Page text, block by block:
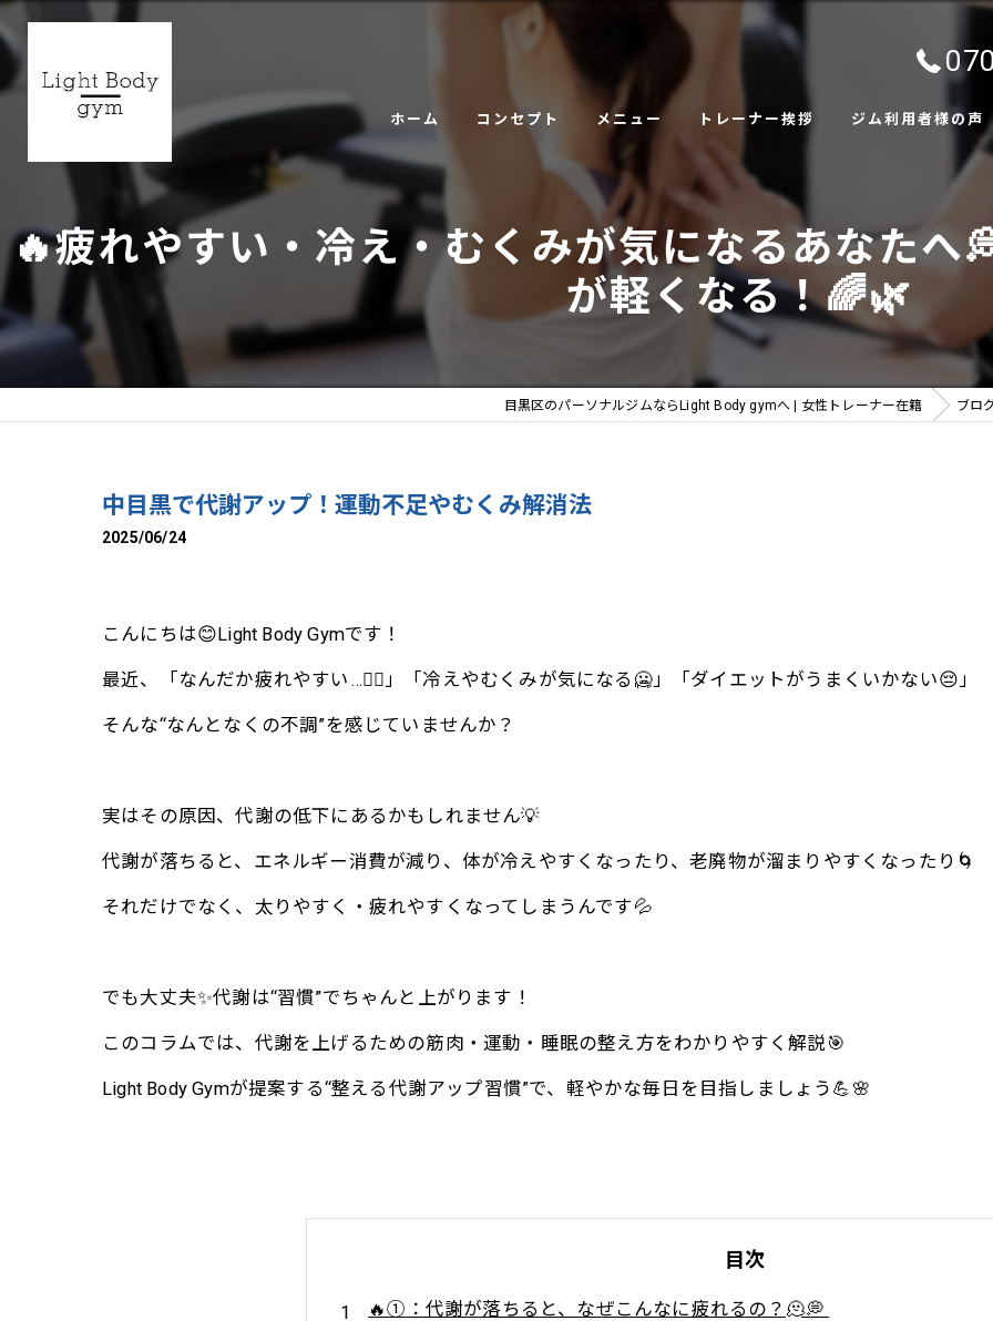
ホーム コンセプト メニュー トレーナー挨拶 ジム利用者様の声
🔥疲れやすい・冷え・むくみが気になるあなたへ
が軽くなる！🌈🌿
目黒区のパーソナルジムならLight Body gymへ | 女性トレーナー在籍 ブロ
中目黒で代謝アップ！運動不足やむくみ解消法
2025/06/24
こんにちは😊Light Body Gymです！
最近、「なんだか疲れやすい…😵‍💫」「冷えやむくみが気になる🥶」「ダイエットがうまくいかない😔」
そんな“なんとなくの不調”を感じていませんか？
実はその原因、代謝の低下にあるかもしれません💡
代謝が落ちると、エネルギー消費が減り、体が冷えやすくなったり、老廃物が溜まりやすくなったり🌀
それだけでなく、太りやすく・疲れやすくなってしまうんです💦
でも大丈夫✨代謝は“習慣”でちゃんと上がります！
このコラムでは、代謝を上げるための筋肉・運動・睡眠の整え方をわかりやすく解説🎯
Light Body Gymが提案する“整える代謝アップ習慣”で、軽やかな毎日を目指しましょう💪🌸
目次
🔥①：代謝が落ちると、なぜこんなに疲れるの？🫠💭